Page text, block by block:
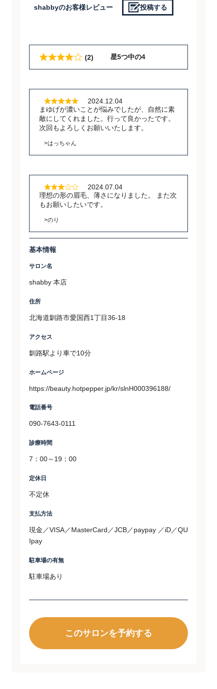
shabbyのお客様レビュー 投稿する
(2) 星5つ中の4
2024.12.04
まゆげが濃いことが悩みでしたが、自然に素
敵にしてくれました。行って良かったです。
次回もよろしくお願いいたします。
>はっちゃん
2024.07.04
理想の形の眉毛、薄さになりました。 また次
もお願いしたいです。
>のり
基本情報
サロン名
shabby 本店
住所
北海道釧路市愛国西1丁目36-18
アクセス
釧路駅より車で10分
ホームページ
https://beauty.hotpepper.jp/kr/slnH000396188/
電話番号
090-7643-0111
診療時間
7：00～19：00
定休日
不定休
支払方法
現金／VISA／MasterCard／JCB／paypay ／iD／QU
Ipay
駐車場の有無
駐車場あり
このサロンを予約する